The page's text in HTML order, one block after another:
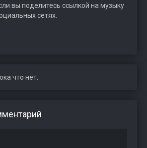
вы поделитесь ссылкой на музыку
сетях.
что нет.